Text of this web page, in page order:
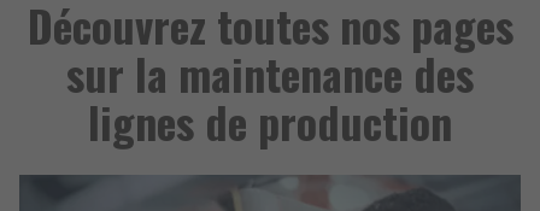
Découvrez toutes nos pages
sur la maintenance des
lignes de production